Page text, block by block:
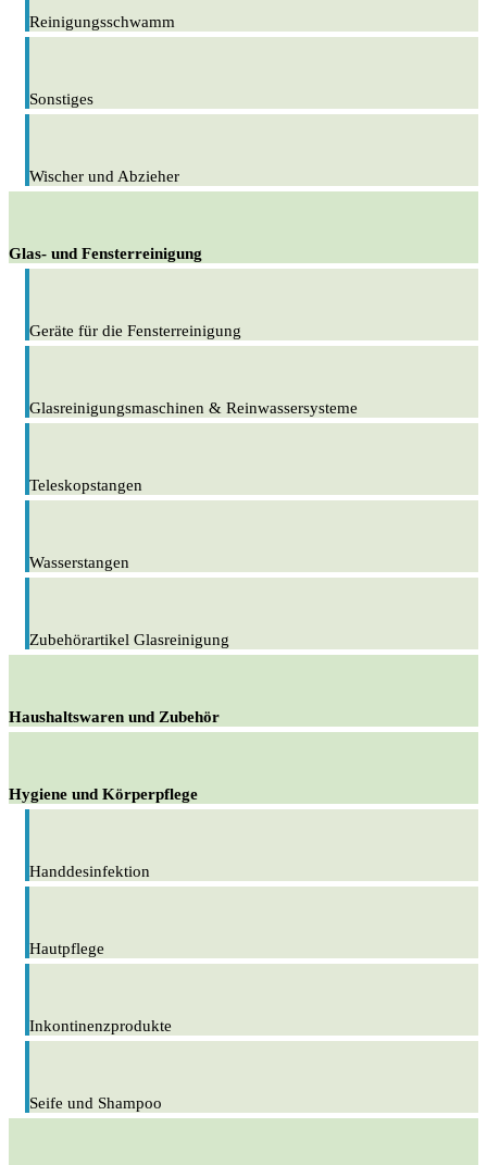
Reinigungsschwamm
Sonstiges
Wischer und Abzieher
Glas- und Fensterreinigung
Geräte für die Fensterreinigung
Glasreinigungsmaschinen & Reinwassersysteme
Teleskopstangen
Wasserstangen
Zubehörartikel Glasreinigung
Haushaltswaren und Zubehör
Hygiene und Körperpflege
Handdesinfektion
Hautpflege
Inkontinenzprodukte
Seife und Shampoo